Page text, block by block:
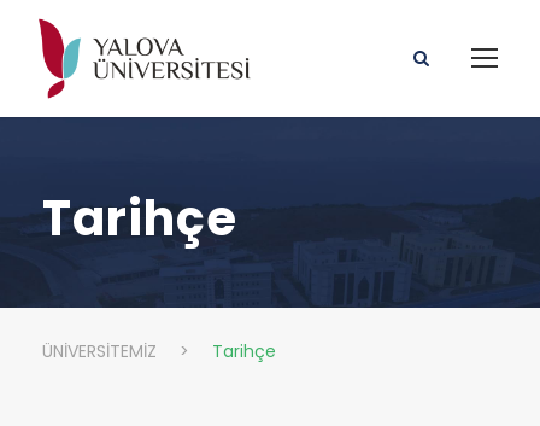
Tarihçe
ÜNİVERSİTEMİZ > Tarihçe